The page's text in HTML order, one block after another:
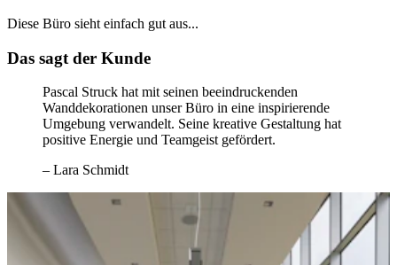
Diese Büro sieht einfach gut aus...
Das sagt der Kunde
Pascal Struck hat mit seinen beeindruckenden
Wanddekorationen unser Büro in eine inspirierende
Umgebung verwandelt. Seine kreative Gestaltung hat
positive Energie und Teamgeist gefördert.
– Lara Schmidt